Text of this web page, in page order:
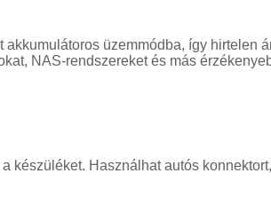
üzemmódba, így hirtelen
NAS-rendszereket és más
készüléket. Használhat autós